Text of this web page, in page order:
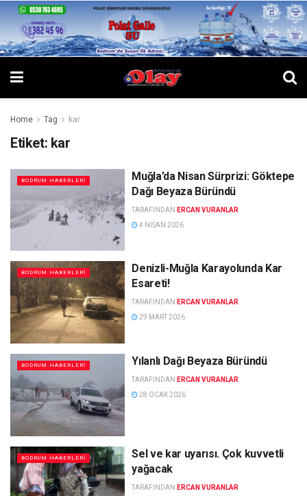
Home Tag kar
Etiket: kar
BODRUM HABERLERI
Muğla’da Nisan Sürprizi: Göktepe
Dağı Beyaza Büründü
TARAFINDAN ERCAN VURANLAR
4 NISAN 2026
BODRUM HABERLERI
Denizli-Muğla Karayolunda Kar
Esareti!
TARAFINDAN ERCAN VURANLAR
29 MART 2026
BODRUM HABERLERI Yılanlı Dağı Beyaza Büründü
TARAFINDAN ERCAN VURANLAR
28 OCAK 2026
BODRUM HABERLERI
Sel ve kar uyarısı. Çok kuvvetli
yağacak
TARAFINDAN ERCAN VURANLAR